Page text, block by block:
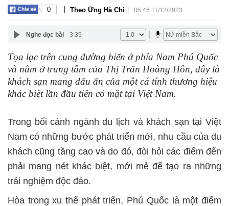
0 | Theo Ứng Hà Chi | 05:46 11/12/2023
Nghe đọc bài 3:39
Tọa lạc trên cung đường biển ở phía Nam Phú Quốc
và nằm ở trung tâm của Thị Trấn Hoàng Hôn, đây là
khách sạn mang dấu ấn của một cá tính thương hiệu
khác biệt lần đầu tiên có mặt tại Việt Nam.
Trong bối cảnh ngành du lịch và khách sạn tại Việt
Nam có những bước phát triển mới, nhu cầu của du
khách cũng tăng cao và do đó, đòi hỏi các điểm đến
phải mang nét khác biệt, mới mẻ để tạo ra những
trải nghiệm độc đáo.
Hòa trong xu thế phát triển, Phú Quốc là một điểm